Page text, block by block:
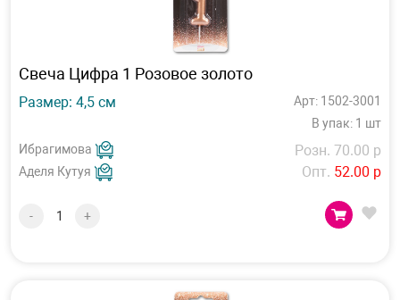
Свеча Цифра 1 Розовое золото
Размер: 4,5 см
Арт: 1502-3001
В упак: 1 шт
Ибрагимова
Аделя Кутуя
Розн. 70.00 р
Опт. 52.00 р
- +